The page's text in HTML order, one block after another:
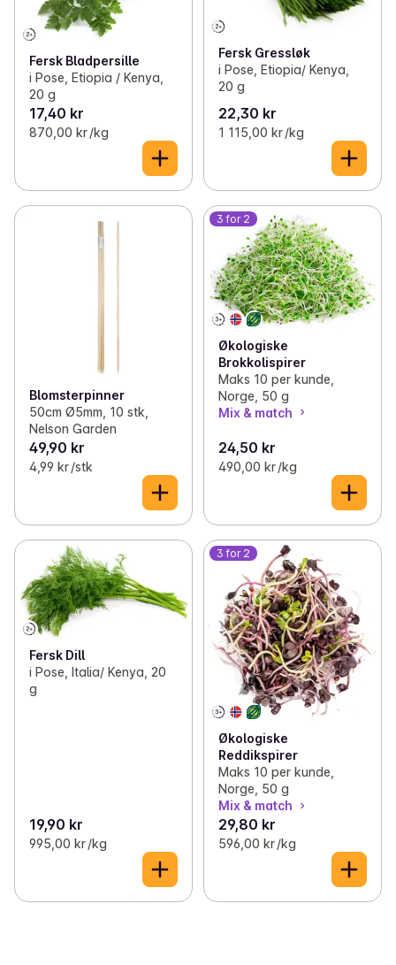
Fersk Bladpersille
i Pose, Etiopia / Kenya,
20 g
17,40 kr
870,00 kr /kg
Fersk Gressløk
i Pose, Etiopia/ Kenya,
20 g
22,30 kr
1 115,00 kr /kg
Blomsterpinner
50cm Ø5mm, 10 stk,
Nelson Garden
49,90 kr
4,99 kr /stk
3 for 2
Økologiske
Brokkolispirer
Maks 10 per kunde,
Norge, 50 g
Mix & match
24,50 kr
490,00 kr /kg
Fersk Dill
i Pose, Italia/ Kenya, 20
g
19,90 kr
995,00 kr /kg
3 for 2
Økologiske
Reddikspirer
Maks 10 per kunde,
Norge, 50 g
Mix & match
29,80 kr
596,00 kr /kg